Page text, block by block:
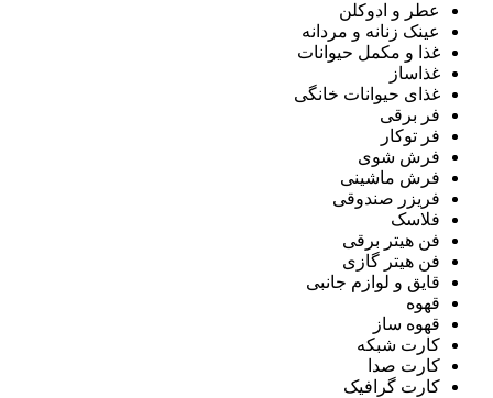
عطر و ادوکلن
عینک زنانه و مردانه
غذا و مکمل حیوانات
غذاساز
غذای حیوانات خانگی
فر برقی
فر توکار
فرش شوی
فرش ماشینی
فریزر صندوقی
فلاسک
فن هیتر برقی
فن هیتر گازی
قایق و لوازم جانبی
قهوه
قهوه ساز
کارت شبکه
کارت صدا
کارت گرافیک